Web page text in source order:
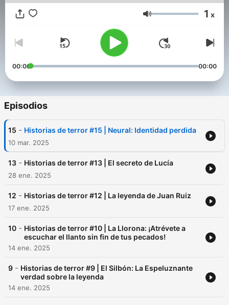
voz inmersiva y cautivadora. ¿Estás listo para enfrentarte a lo
desconocido?
Volumen 1 x
00:00 00:00
Episodios
15 - Historias de terror #15 | Neural: Identidad perdida
10 mar. 2025
13 - Historias de terror #13 | El secreto de Lucía
28 ene. 2025
12 - Historias de terror #12 | La leyenda de Juan Ruiz
17 ene. 2025
10 - Historias de terror #10 | La Llorona: ¡Atrévete a
escuchar el llanto sin fin de tus pecados!
14 ene. 2025
9 - Historias de terror #9 | El Silbón: La Espeluznante
verdad sobre la leyenda
14 ene. 2025